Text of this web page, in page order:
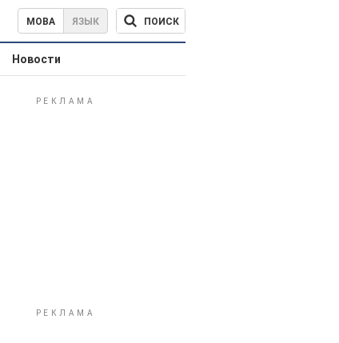
МОВА ЯЗЫК ПОИСК
Новости